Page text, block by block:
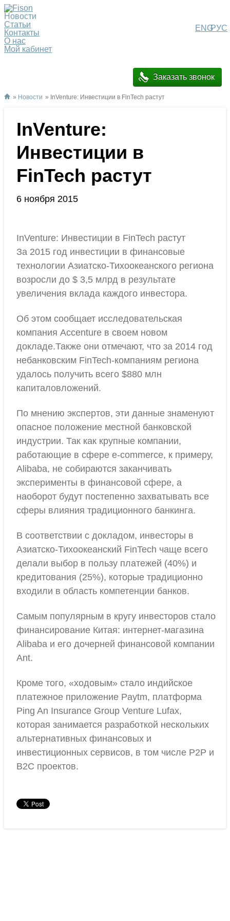
РУС
ENG
Новости
Статьи
Контакты
О нас
Мой кабинет
Заказать звонок
» Новости » InVenture: Инвестиции в FinTech растут
InVenture:
Инвестиции в
FinTech растут
6 ноября 2015
InVenture: Инвестиции в FinTech растут
За 2015 год инвестиции в финансовые
технологии Азиатско-Тихоокеанского региона
возросли до $ 3,5 млрд в результате
увеличения вклада каждого инвестора.
Об этом сообщает исследовательская
компания Accenture в своем новом
докладе.Также они отмечают, что за 2014 год
небанковским FinTech-компаниям региона
удалось получить всего $880 млн
капиталовложений.
По мнению экспертов, эти данные знаменуют
опасное положение местной банковской
индустрии. Так как крупные компании,
работающие в сфере e-commerce, к примеру,
Alibaba, не собираются заканчивать
эксперименты в финансовой сфере, а
наоборот будут постепенно захватывать все
сферы влияния традиционного банкинга.
В соответствии с докладом, инвесторы в
Азиатско-Тихоокеанский FinTech чаще всего
делали выбор в пользу платежей (40%) и
кредитования (25%), которые традиционно
входили в область компетенции банков.
Самым популярным в кругу инвесторов стало
финансирование Китая: интернет-магазина
Alibaba и его дочерней финансовой компании
Ant.
Кроме того, «ходовым» стало индийское
платежное приложение Paytm, платформа
Ping An Insurance Group Venture Lufax,
которая занимается разработкой нескольких
альтернативных финансовых и
инвестиционных сервисов, в том числе Р2Р и
B2C проектов.